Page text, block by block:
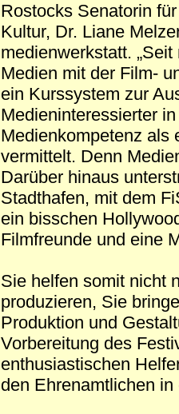
Rostocks Senatorin
Kultur, Dr. Liane
medienwerkstatt.
Medien mit der Film-
ein Kurssystem zur
Medieninteressierter
Medienkompetenz als
vermittelt. Denn
Darüber hinaus
Stadthafen, mit dem
ein bisschen
Filmfreunde und eine
Sie helfen somit nicht
produzieren, Sie
Produktion und
Vorbereitung des
enthusiastischen
den Ehrenamtlichen in